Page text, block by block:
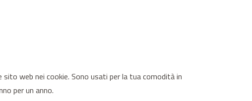
web nei cookie. Sono usati per la tua comodità in
per un anno.